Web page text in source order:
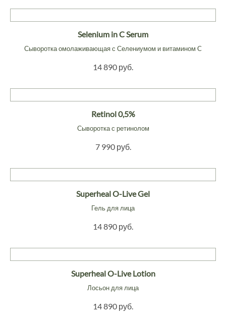
Selenium in C Serum
Сыворотка омолаживающая с Селениумом и витамином C
14 890 руб.
Retinol 0,5%
Сыворотка с ретинолом
7 990 руб.
Superheal O-Live Gel
Гель для лица
14 890 руб.
Superheal O-Live Lotion
Лосьон для лица
14 890 руб.